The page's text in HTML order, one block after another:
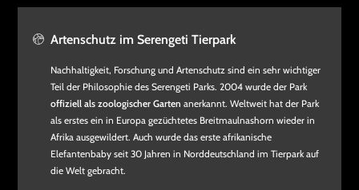
Artenschutz im Serengeti Tierpark
Nachhaltigkeit, Forschung und Artenschutz sind ein sehr wichtiger
Teil der Philosophie des Serengeti Parks. 2004 wurde der Park
offiziell als zoologischer Garten anerkannt. Weltweit hat der Park
als erstes ein in Europa gezüchtetes Breitmaulnashorn wieder in
Afrika ausgewildert. Auch wurde das erste afrikanische
Elefantenbaby seit 30 Jahren in Norddeutschland im Tierpark auf
die Welt gebracht.